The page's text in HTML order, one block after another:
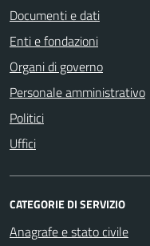
Documenti e dati
Enti e fondazioni
Organi di governo
Personale amministrativo
Politici
Uffici
CATEGORIE DI SERVIZIO
Anagrafe e stato civile